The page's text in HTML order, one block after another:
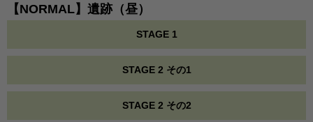
【NORMAL】遺跡（昼）
STAGE 1
STAGE 2 その1
STAGE 2 その2